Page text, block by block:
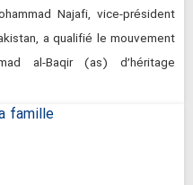
Najafi, vice-président
a qualifié le mouvement
al-Baqir (as) d’héritage